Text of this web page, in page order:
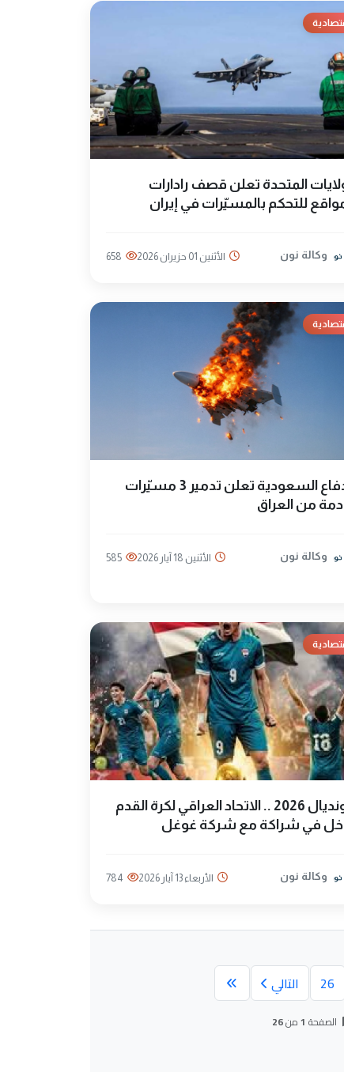
المتحدة تعلن قصف رادارات
للتحكم بالمسيّرات في إيران
وكالة نون الأثنين 01 حزيران 2026 658
الدفاع السعودية تعلن تدمير 3 مسيّرات
من العراق
وكالة نون الأثنين 18 آيار 2026 585
مونديال 2026 .. الاتحاد العراقي لكرة القدم
في شراكة مع شركة غوغل
وكالة نون الأربعاء 13 آيار 2026 784
26 التالي
الصفحة 1من26